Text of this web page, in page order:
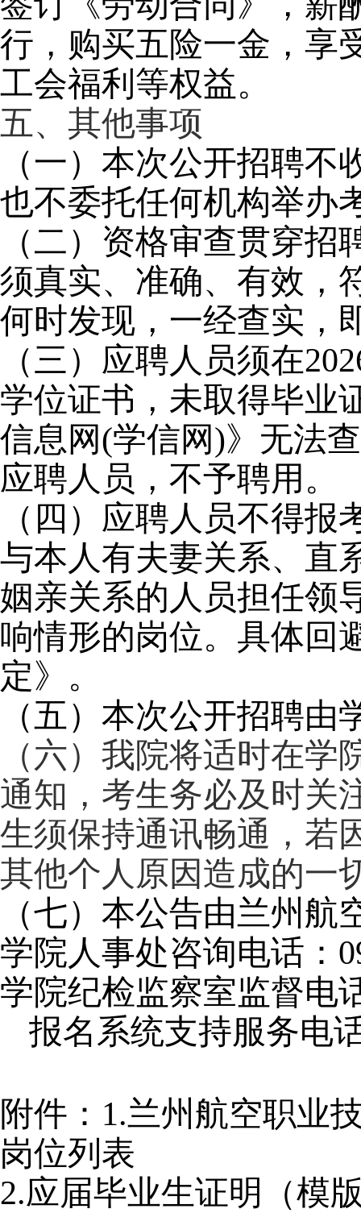
行，购买五险一金，享
工会福利等权益。
五、其他事项
（一）本次公开招聘
也不委托任何机构举办
（二）资格审查贯穿
须真实、准确、有效，
何时发现，一经查实，
（三）应聘人员须在
学位证书，未取得毕业
信息网(学信网)》无法
应聘人员，不予聘用。
（四）应聘人员不得
与本人有夫妻关系、直
姻亲关系的人员担任领
响情形的岗位。具体回
定》。
（五）本次公开招聘
（六）我院将适时在
通知，考生务必及时关
生须保持通讯畅通，若
其他个人原因造成的一
（七）本公告由兰州
学院人事处咨询电话：
学院纪检监察室监督电
报名系统支持服务电
附件：1.兰州航空职业
岗位列表
2.应届毕业生证明（模